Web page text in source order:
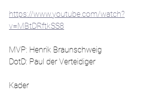
https://www.youtube.com/watch?
v=MBtDRftkSS8
MVP: Henrik Braunschweig
DotD: Paul der Verteidiger
Kader